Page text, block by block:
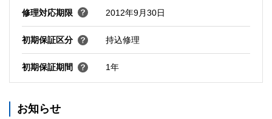
修理対応期限 2012年9月30日
初期保証区分 持込修理
初期保証期間 1年
お知らせ